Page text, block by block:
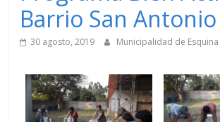
Barrio San Antonio
30 agosto, 2019 Municipalidad de Esquina